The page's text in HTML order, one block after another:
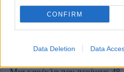
CONFIRM
Data Deletion Data